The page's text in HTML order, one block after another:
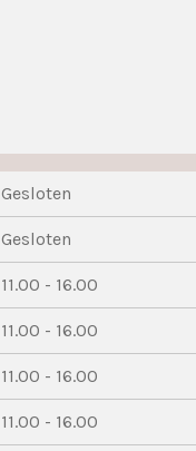
Gesloten
Gesloten
11.00 - 16.00
11.00 - 16.00
11.00 - 16.00
11.00 - 16.00